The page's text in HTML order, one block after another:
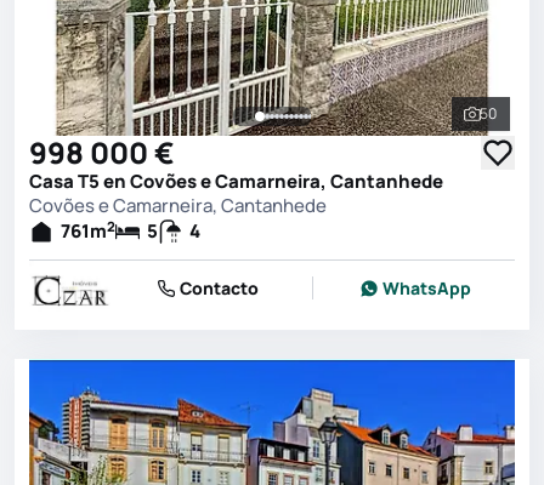
Ver
50
998 000 €
Casa T5 en Covões e Camarneira, Cantanhede
Covões e Camarneira, Cantanhede
761m2 5 4
Contacto WhatsApp